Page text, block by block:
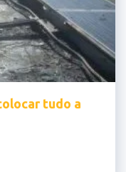
tudo a